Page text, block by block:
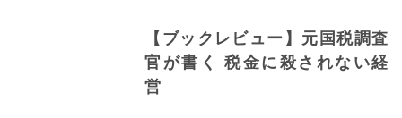
【ブックレビュー】元国税調査
官が書く 税金に殺されない経
営